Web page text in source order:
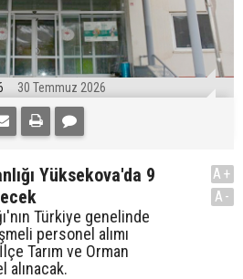
30 Temmuz 2026
Yüksekova'da 9
Türkiye genelinde
personel alımı
Tarım ve Orman
alınacak.
A+
A-